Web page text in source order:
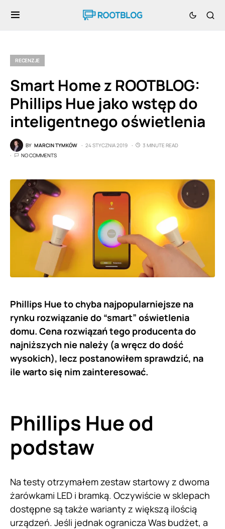
RECENZJE
Smart Home z ROOTBLOG:
Phillips Hue jako wstęp do
inteligentnego oświetlenia
BY MARCIN TYMKÓW 24 STYCZNIA 2019
3 MINUTE READ
NO COMMENTS
Phillips Hue to chyba najpopularniejsze na
rynku rozwiązanie do “smart” oświetlenia
domu. Cena rozwiązań tego producenta do
najniższych nie należy (a wręcz do dość
wysokich), lecz postanowiłem sprawdzić, na
ile warto się nim zainteresować.
Phillips Hue od
podstaw
Na testy otrzymałem zestaw startowy z dwoma
żarówkami LED i bramką. Oczywiście w sklepach
dostępne są także warianty z większą ilością
urządzeń. Jeśli jednak ogranicza Was budżet, a